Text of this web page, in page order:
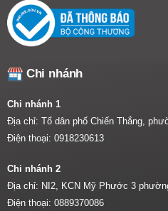
Chi nhánh
Chi nhánh 1
Địa chỉ: Tổ dân phố Chiến Thắng,
Điện thoại: 0918230613
Chi nhánh 2
Địa chỉ: NI2, KCN Mỹ Phước 3
Điện thoại: 0889370086